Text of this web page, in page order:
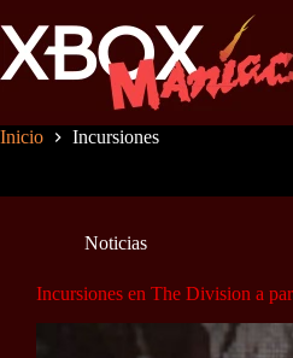
al
contenido
Inicio Incursiones
Noticias
Incursiones en The Division a